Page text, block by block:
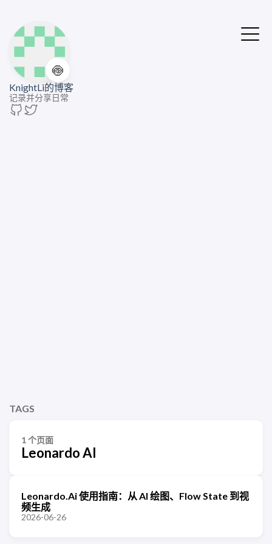
🍥
KnightLi的博客
记录并分享日常
TAGS
1 个页面
Leonardo AI
Leonardo.Ai 使用指南：从 AI 绘图、Flow State 到视
频生成
2026-06-26